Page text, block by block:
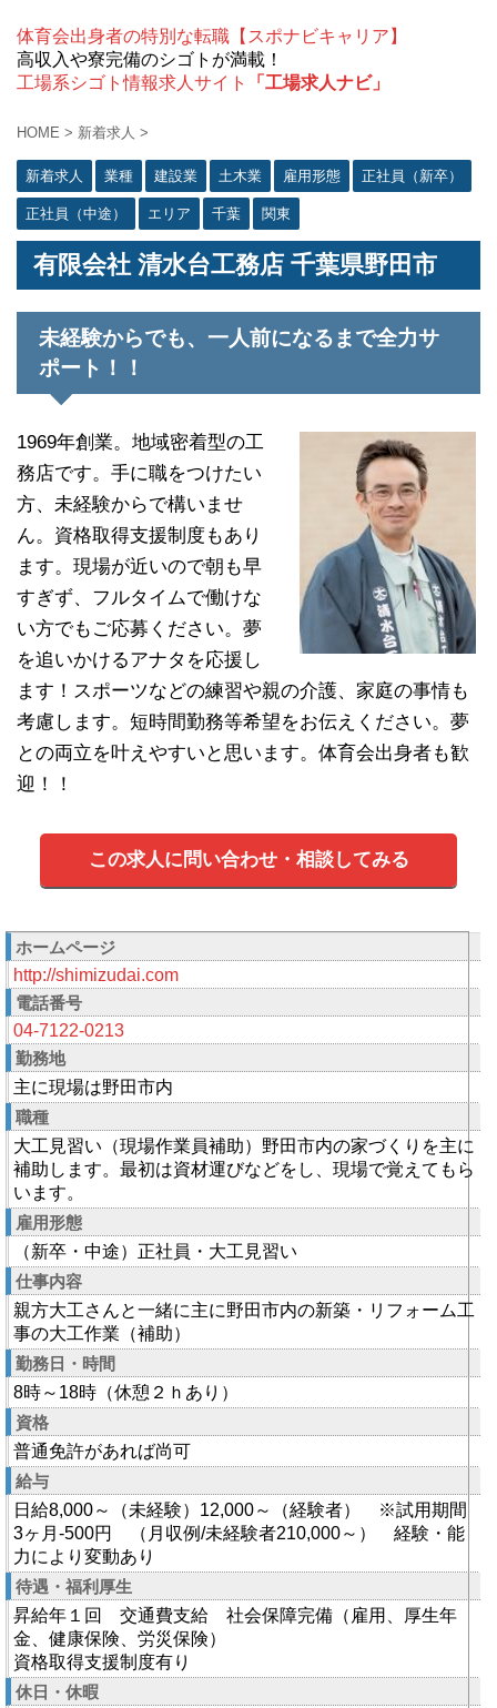
体育会出身者の特別な転職【スポナビキャリア】
高収入や寮完備のシゴトが満載！
工場系シゴト情報求人サイト
「工場求人ナビ」
HOME > 新着求人 >
新着求人 業種 建設業 土木業 雇用形態 正社員（新卒）
正社員（中途） エリア 千葉 関東
有限会社 清水台工務店 千葉県野田市
未経験からでも、一人前になるまで全力サ
ポート！！
1969年創業。地域密着型の工
務店です。手に職をつけたい
方、未経験からで構いませ
ん。資格取得支援制度もあり
ます。現場が近いので朝も早
すぎず、フルタイムで働けな
い方でもご応募ください。夢
を追いかけるアナタを応援し
ます！スポーツなどの練習や親の介護、家庭の事情も
考慮します。短時間勤務等希望をお伝えください。夢
との両立を叶えやすいと思います。体育会出身者も歓
迎！！
この求人に問い合わせ・相談してみる
ホームページ
http://shimizudai.com
電話番号
04-7122-0213
勤務地
主に現場は野田市内
職種
大工見習い（現場作業員補助）野田市内の家づくりを主に
補助します。最初は資材運びなどをし、現場で覚えてもら
います。
雇用形態
（新卒・中途）正社員・大工見習い
仕事内容
親方大工さんと一緒に主に野田市内の新築・リフォーム工
事の大工作業（補助）
勤務日・時間
8時～18時（休憩２ｈあり）
資格
普通免許があれば尚可
給与
日給8,000～（未経験）12,000～（経験者） ※試用期間
3ヶ月-500円 （月収例/未経験者210,000～） 経験・能
力により変動あり
待遇・福利厚生
昇給年１回 交通費支給 社会保障完備（雇用、厚生年
金、健康保険、労災保険）
資格取得支援制度有り
休日・休暇